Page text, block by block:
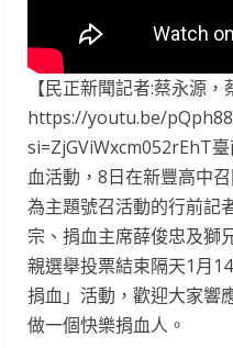
【民正新聞記者:蔡永源，
https://youtu.be/
si=ZjGViWxcm052rEhT
血活動，8日在新豐高中
為主題號召活動的行前記
宗、捐血主席薛俊忠及獅
親選舉投票結束隔天1月
捐血」活動，歡迎大家響
做一個快樂捐血人。